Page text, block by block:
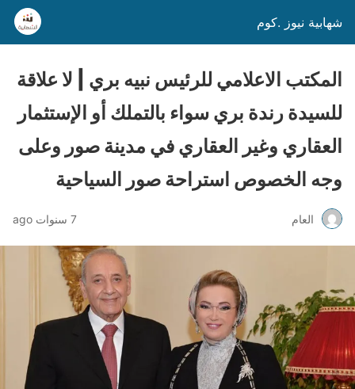
شهابية نيوز .كوم
المكتب الاعلامي للرئيس نبيه بري | لا علاقة
للسيدة رندة بري سواء بالتملك أو الإستثمار
العقاري وغير العقاري في مدينة صور وعلى
وجه الخصوص استراحة صور السياحية
العام 7 سنوات ago